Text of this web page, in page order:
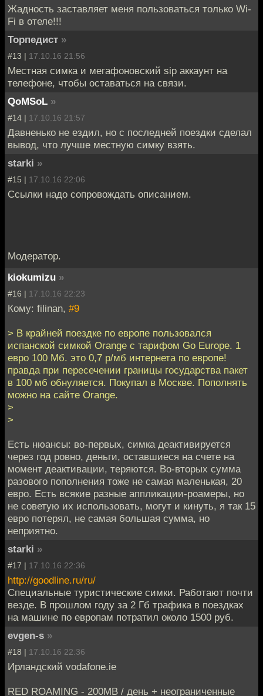
Жадность заставляет меня пользоваться только Wi-
Fi в отеле!!!
Торпедист »
#13 | 17.10.16 21:56
Местная симка и мегафоновский sip аккаунт на
телефоне, чтобы оставаться на связи.
QoMSoL »
#14 | 17.10.16 21:57
Давненько не ездил, но с последней поездки сделал
вывод, что лучше местную симку взять.
starki »
#15 | 17.10.16 22:06
Ссылки надо сопровождать описанием.
Модератор.
kiokumizu »
#16 | 17.10.16 22:23
Кому: filinan, #9
> В крайней поездке по европе пользовался
испанской симкой Orange с тарифом Go Europe. 1
евро 100 Мб. это 0,7 р/мб интернета по европе!
правда при пересечении границы государства пакет
в 100 мб обнуляется. Покупал в Москве. Пополнять
можно на сайте Orange.
>
>
Есть нюансы: во-первых, симка деактивируется
через год ровно, деньги, оставшиеся на счете на
момент деактивации, теряются. Во-вторых сумма
разового пополнения тоже не самая маленькая, 20
евро. Есть всякие разные аппликации-роамеры, но
не советую их использовать, могут и кинуть, я так 15
евро потерял, не самая большая сумма, но
неприятно.
starki »
#17 | 17.10.16 22:36
http://goodline.ru/ru/
Специальные туристические симки. Работают почти
везде. В прошлом году за 2 Гб трафика в поездках
на машине по европам потратил около 1500 руб.
evgen-s »
#18 | 17.10.16 22:36
Ирландский vodafone.ie
RED ROAMING - 200MB / день + неограниченные